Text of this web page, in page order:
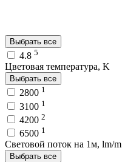
Выбрать все
4.8 5
Цветовая температура, K
Выбрать все
2800 1
3100 1
4200 2
6500 1
Световой поток на 1м, lm/m
Выбрать все